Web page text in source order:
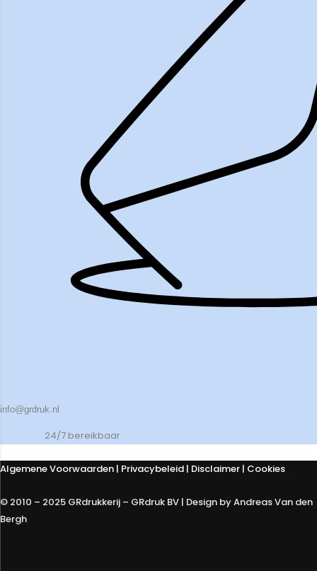
info@grdruk.nl
24/7 bereikbaar
Algemene Voorwaarden | Privacybeleid | Disclaimer | Cookies
© 2010 – 2025 GRdrukkerij – GRdruk BV | Design by Andreas Van den
Bergh